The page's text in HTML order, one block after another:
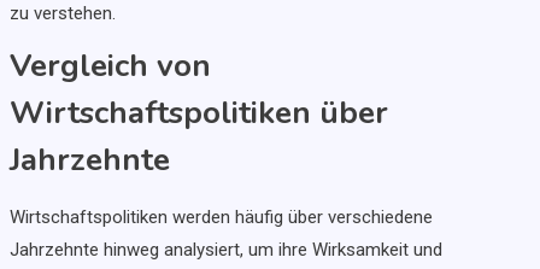
zu verstehen.
Vergleich von
Wirtschaftspolitiken über
Jahrzehnte
Wirtschaftspolitiken werden häufig über verschiedene
Jahrzehnte hinweg analysiert, um ihre Wirksamkeit und